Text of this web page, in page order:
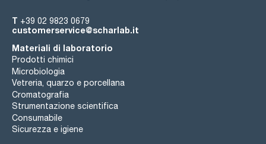
T +39 02 9823 0679
customerservice@scharlab.it
Materiali di laboratorio
Prodotti chimici
Microbiologia
Vetreria, quarzo e porcellana
Cromatografia
Strumentazione scientifica
Consumabile
Sicurezza e igiene